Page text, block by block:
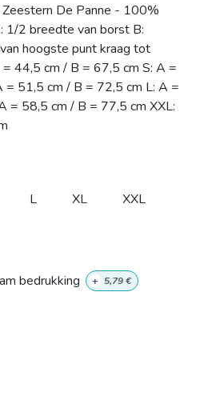
De Panne - 100%
1/2 breedte van borst B:
hoogste punt kraag tot
44,5 cm / B = 67,5 cm S: A =
51,5 cm / B = 72,5 cm L: A =
= 58,5 cm / B = 77,5 cm XXL:
L XL XXL
bedrukking + 5,79€